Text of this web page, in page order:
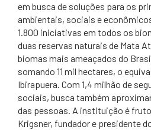
em busca de soluções para os
ambientais, sociais e
1.800 iniciativas em todos os
duas reservas naturais de Mata
biomas mais ameaçados do
somando 11 mil hectares, o
Ibirapuera. Com 1,4 milhão de
sociais, busca também
das pessoas. A instituição é
Krigsner, fundador e presidente